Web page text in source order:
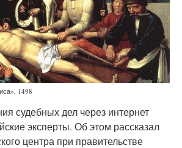
1498
судебных дел через интернет
эксперты. Об этом рассказал
центра при правительстве